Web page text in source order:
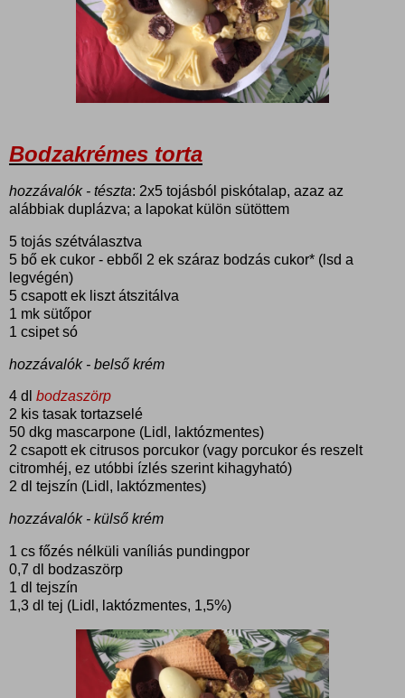
Bodzakrémes torta
hozzávalók - tészta: 2x5 tojásból piskótalap, azaz az
alábbiak duplázva; a lapokat külön sütöttem
5 tojás szétválasztva
5 bő ek cukor - ebből 2 ek száraz bodzás cukor* (lsd a
legvégén)
5 csapott ek liszt átszitálva
1 mk sütőpor
1 csipet só
hozzávalók - belső krém
4 dl bodzaszörp
2 kis tasak tortazselé
50 dkg mascarpone (Lidl, laktózmentes)
2 csapott ek citrusos porcukor (vagy porcukor és reszelt
citromhéj, ez utóbbi ízlés szerint kihagyható)
2 dl tejszín (Lidl, laktózmentes)
hozzávalók - külső krém
1 cs főzés nélküli vaníliás pundingpor
0,7 dl bodzaszörp
1 dl tejszín
1,3 dl tej (Lidl, laktózmentes, 1,5%)